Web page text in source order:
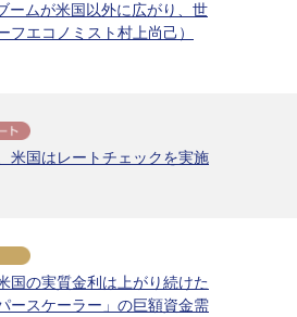
ームが米国以外に広がり、世
エコノミスト村上尚己）
米国はレートチェックを実施
国の実質金利は上がり続けた
ースケーラー」の巨額資金需